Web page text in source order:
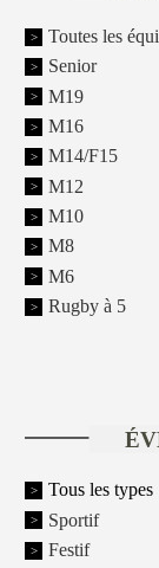
Toutes les
Senior
M19
M16
M14/F15
M12
M10
M8
M6
Rugby à 5
Tous les types
Sportif
Festif